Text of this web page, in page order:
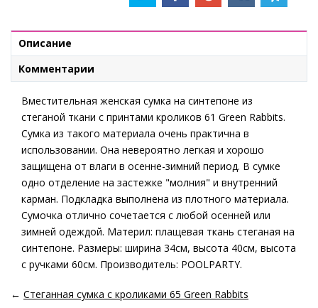
Описание
Комментарии
Вместительная женская сумка на синтепоне из
стеганой ткани с принтами кроликов 61 Green Rabbits.
Сумка из такого материала очень практична в
использовании. Она невероятно легкая и хорошо
защищена от влаги в осенне-зимний период. В сумке
одно отделение на застежке "молния" и внутренний
карман. Подкладка выполнена из плотного материала.
Сумочка отлично сочетается с любой осенней или
зимней одеждой. Материл: плащевая ткань стеганая на
синтепоне. Размеры: ширина 34см, высота 40см, высота
с ручками 60см. Производитель: POOLPARTY.
← Стеганная сумка с кроликами 65 Green Rabbits